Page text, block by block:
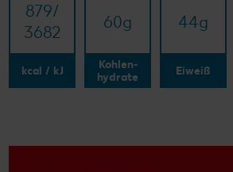
879/​
3682
kcal / kJ
60g
Kohlen-
hydrate
44g
Eiweiß